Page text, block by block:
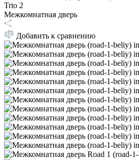
Trio 2
Межкомнатная дверь
Добавить к сравнению